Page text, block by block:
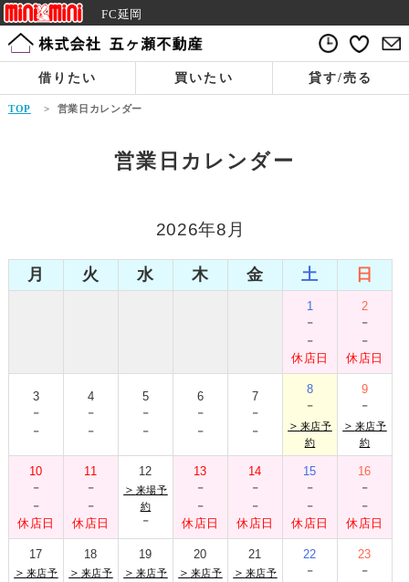
FC延岡
借りたい 買いたい 貸す/売る
TOP > 営業日カレンダー
営業日カレンダー
2026年8月
月 火 水 木 金 土 日
1
-
-
休店日
2
-
-
休店日
3
-
-
4
-
-
5
-
-
6
-
-
7
-
-
8
-
＞ 来店予
約
9
-
＞ 来店予
約
10
-
-
休店日
11
-
-
休店日
12
＞ 来場予
約
-
13
-
-
休店日
14
-
-
休店日
15
-
-
休店日
16
-
-
休店日
17
＞ 来店予
18
＞ 来店予
19
＞ 来店予
20
＞ 来店予
21
＞ 来店予
22
-
23
-